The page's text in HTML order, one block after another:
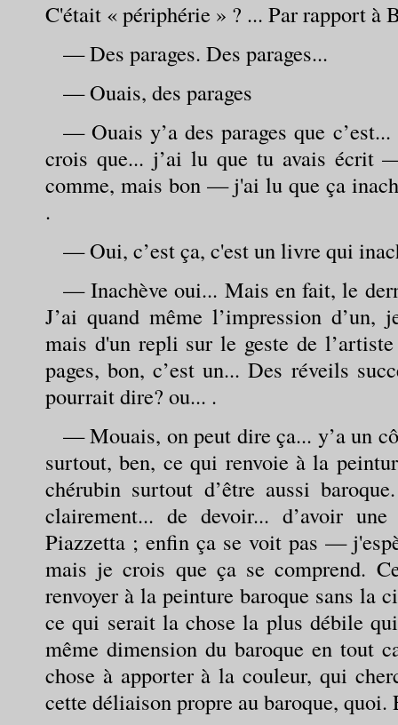
C'était « périphérie » ? ... Par rapport à
— Des parages. Des parages...
— Ouais, des parages
— Ouais y’a des parages que
crois que... j’ai lu que tu avais écrit
comme, mais bon — j'ai lu que ça
.
— Oui, c’est ça, c'est un livre qui
— Inachève oui... Mais en fait, le
J’ai quand même l’impression
mais d'un repli sur le geste de
pages, bon, c’est un... Des réveils
pourrait dire? ou... .
— Mouais, on peut dire ça... y’a un
surtout, ben, ce qui renvoie à la
chérubin surtout d’être aussi
clairement... de devoir... d’avoir
Piazzetta ; enfin ça se voit pas —
mais je crois que ça se comprend.
renvoyer à la peinture baroque sans la
ce qui serait la chose la plus débile
même dimension du baroque en tout
chose à apporter à la couleur, qui
cette déliaison propre au baroque,